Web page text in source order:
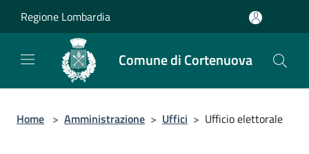
Regione Lombardia
Comune di Cortenuova
Home > Amministrazione > Uffici > Ufficio elettorale